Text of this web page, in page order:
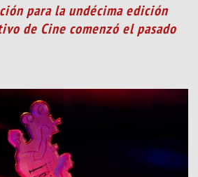
para la undécima edición
de Cine comenzó el pasado